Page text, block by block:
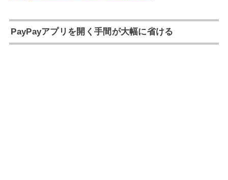
PayPayアプリを開く手間が大幅に省ける